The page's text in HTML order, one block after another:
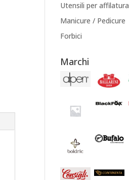
Utensili per affilatura
Manicure / Pedicure
Forbici
Marchi